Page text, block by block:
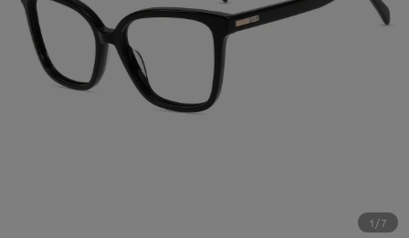
1/7